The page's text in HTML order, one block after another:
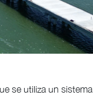
se utiliza un sistema